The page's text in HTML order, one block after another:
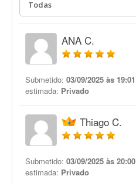
ANA C.
Submetido: 03/09/2025 às 19:01
estimada: Privado
Thiago C.
Submetido: 03/09/2025 às 20:00
estimada: Privado